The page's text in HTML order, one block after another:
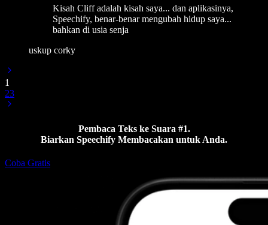
Kisah Cliff adalah kisah saya... dan aplikasinya,
Speechify, benar-benar mengubah hidup saya...
bahkan di usia senja
uskup corky
1
23
Pembaca Teks ke Suara #1.
Biarkan Speechify Membacakan untuk Anda.
Coba Gratis